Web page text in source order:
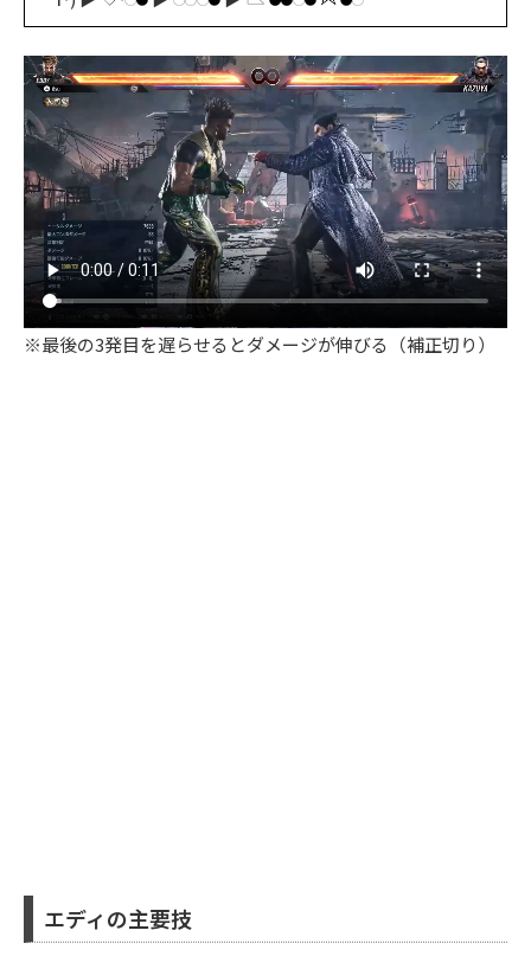
※最後の3発目を遅らせるとダメージが伸びる（補正切り）
エディの主要技